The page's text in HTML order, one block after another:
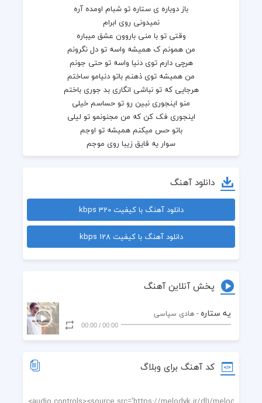
من همونم ک همیشه واسه تو دل نگرونم
هرجایی که تو نباشی انگاری بد جوری باختم
دانلود آهنگ
دانلود آهنگ با کیفیت 320 kbps
دانلود آهنگ با کیفیت 128 kbps
پخش آنلاین آهنگ
یه ستاره - هادی سپاسی
00:00
/
00:00
کد آهنگ برای وبلاگ